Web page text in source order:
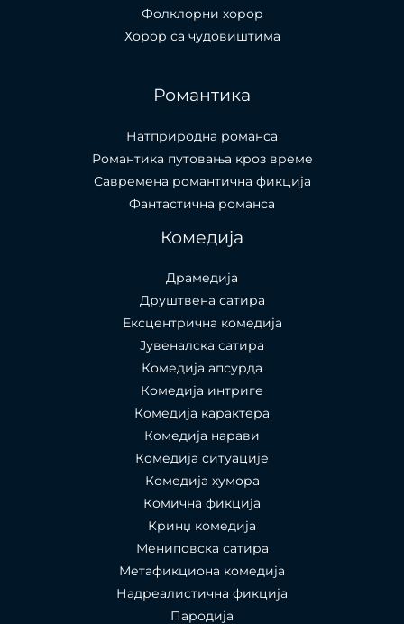
Фолклорни хорор
Хорор са чудовиштима
Романтика
Натприродна романса
Романтика путовања кроз време
Савремена романтична фикција
Фантастична романса
Комедија
Драмедија
Друштвена сатира
Ексцентрична комедија
Јувеналска сатира
Комедија апсурда
Комедија интриге
Комедија карактера
Комедија нарави
Комедија ситуације
Комедија хумора
Комична фикција
Кринџ комедија
Мениповска сатира
Метафикциона комедија
Надреалистична фикција
Пародија